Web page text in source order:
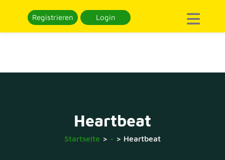
Registrieren Login
Heartbeat
Startseite > - > Heartbeat